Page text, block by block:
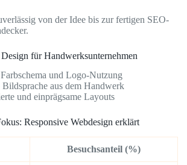
von der Idee bis zur fertigen SEO-
für Handwerksunternehmen
und Logo-Nutzung
aus dem Handwerk
und einprägsame Layouts
Responsive Webdesign erklärt
Besuchsanteil (%)